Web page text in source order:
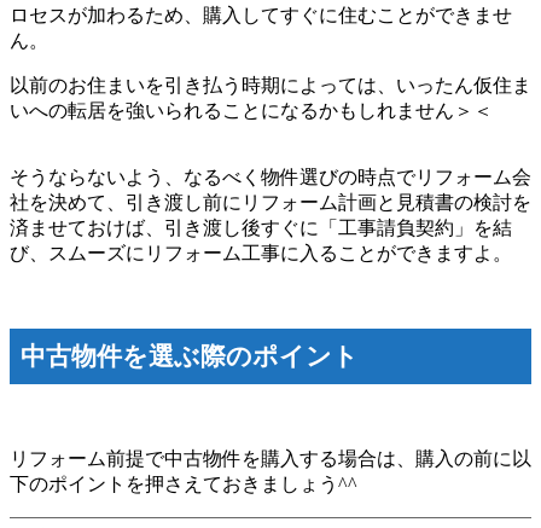
ロセスが加わるため、購入してすぐに住むことができませ
ん。
以前のお住まいを引き払う時期によっては、いったん仮住ま
いへの転居を強いられることになるかもしれません＞＜
そうならないよう、なるべく物件選びの時点でリフォーム会
社を決めて、引き渡し前にリフォーム計画と見積書の検討を
済ませておけば、引き渡し後すぐに「工事請負契約」を結
び、スムーズにリフォーム工事に入ることができますよ。
中古物件を選ぶ際のポイント
リフォーム前提で中古物件を購入する場合は、購入の前に以
下のポイントを押さえておきましょう^^